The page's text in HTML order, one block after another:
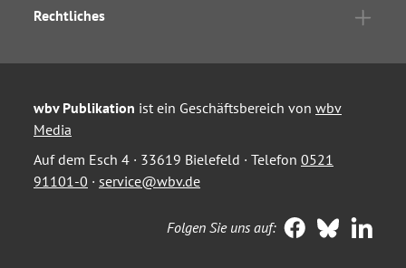
Rechtliches
wbv Publikation ist ein Geschäftsbereich von wbv
Media
Auf dem Esch 4 · 33619 Bielefeld · Telefon 0521
91101-0 · service@wbv.de
Folgen Sie uns auf: